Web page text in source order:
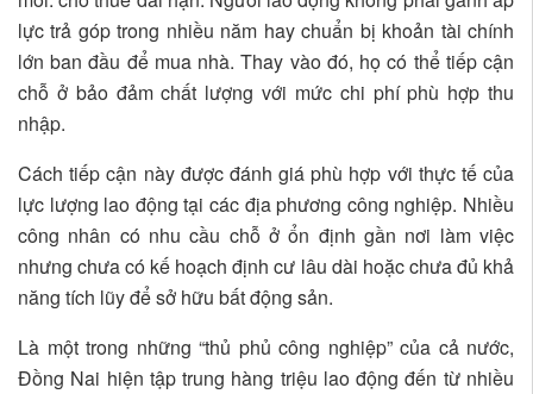
lực trả góp trong nhiều năm hay chuẩn bị khoản tài chính
lớn ban đầu để mua nhà. Thay vào đó, họ có thể tiếp cận
chỗ ở bảo đảm chất lượng với mức chi phí phù hợp thu
nhập.
Cách tiếp cận này được đánh giá phù hợp với thực tế của
lực lượng lao động tại các địa phương công nghiệp. Nhiều
công nhân có nhu cầu chỗ ở ổn định gần nơi làm việc
nhưng chưa có kế hoạch định cư lâu dài hoặc chưa đủ khả
năng tích lũy để sở hữu bất động sản.
Là một trong những “thủ phủ công nghiệp” của cả nước,
Đồng Nai hiện tập trung hàng triệu lao động đến từ nhiều